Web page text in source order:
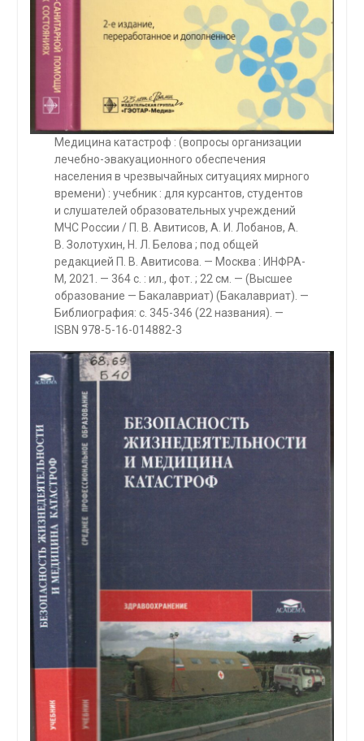
Медицина катастроф : (вопросы организации
лечебно-эвакуационного обеспечения
населения в чрезвычайных ситуациях мирного
времени) : учебник : для курсантов, студентов
и слушателей образовательных учреждений
МЧС России / П. В. Авитисов, А. И. Лобанов, А.
В. Золотухин, Н. Л. Белова ; под общей
редакцией П. В. Авитисова. — Москва : ИНФРА-
М, 2021. — 364 с. : ил., фот. ; 22 см. — (Высшее
образование — Бакалавриат) (Бакалавриат). —
Библиография: с. 345-346 (22 названия). —
ISBN 978-5-16-014882-3